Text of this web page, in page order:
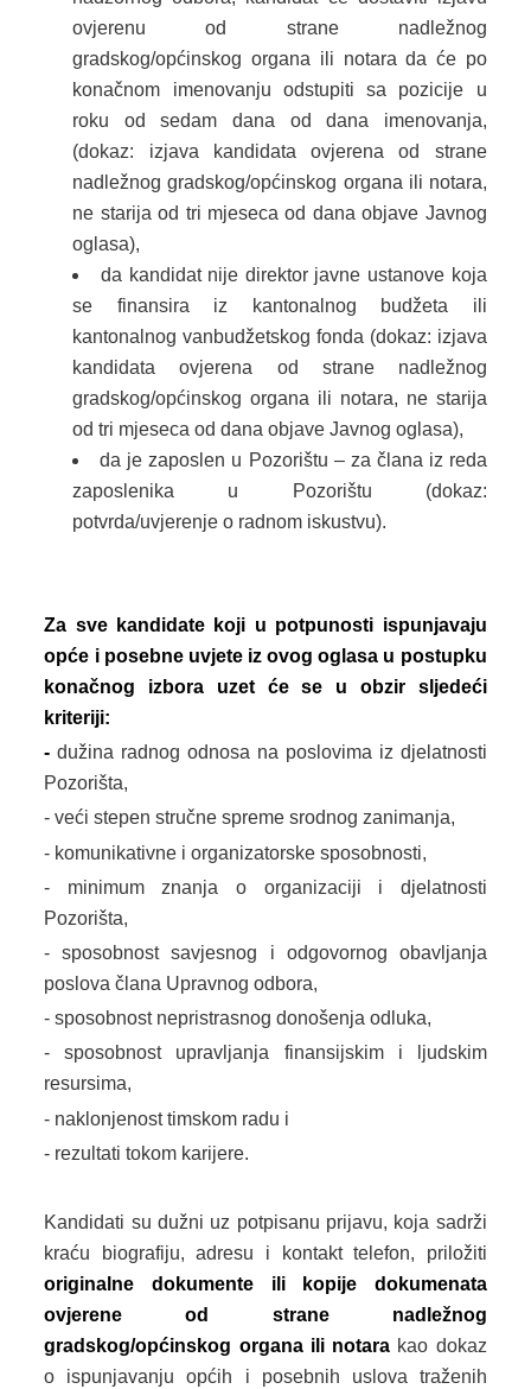
ovjerenu od strane nadležnog
gradskog/općinskog organa ili notara da će po
konačnom imenovanju odstupiti sa pozicije u
roku od sedam dana od dana imenovanja,
(dokaz: izjava kandidata ovjerena od strane
nadležnog gradskog/općinskog organa ili notara,
ne starija od tri mjeseca od dana objave Javnog
oglasa),
da kandidat nije direktor javne ustanove koja
se finansira iz kantonalnog budžeta ili
kantonalnog vanbudžetskog fonda (dokaz: izjava
kandidata ovjerena od strane nadležnog
gradskog/općinskog organa ili notara, ne starija
od tri mjeseca od dana objave Javnog oglasa),
da je zaposlen u Pozorištu – za člana iz reda
zaposlenika u Pozorištu (dokaz:
potvrda/uvjerenje o radnom iskustvu).
Za sve kandidate koji u potpunosti ispunjavaju
opće i posebne uvjete iz ovog oglasa u postupku
konačnog izbora uzet će se u obzir sljedeći
kriteriji:
-dužina radnog odnosa na poslovima iz djelatnosti
Pozorišta,
- veći stepen stručne spreme srodnog zanimanja,
- komunikativne i organizatorske sposobnosti,
- minimum znanja o organizaciji i djelatnosti
Pozorišta,
- sposobnost savjesnog i odgovornog obavljanja
poslova člana Upravnog odbora,
- sposobnost nepristrasnog donošenja odluka,
- sposobnost upravljanja finansijskim i ljudskim
resursima,
- naklonjenost timskom radu i
- rezultati tokom karijere.
Kandidati su dužni uz potpisanu prijavu, koja sadrži
kraću biografiju, adresu i kontakt telefon, priložiti
originalne dokumente ili kopije dokumenata
ovjerene od strane nadležnog
gradskog/općinskog organa ili notara kao dokaz
o ispunjavanju općih i posebnih uslova traženih